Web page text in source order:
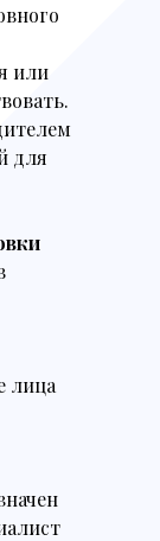
или
для
лица